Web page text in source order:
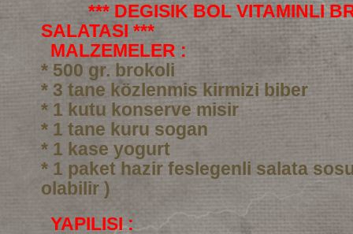
*** DEGISIK BOL VITAMINLI
SALATASI ***
MALZEMELER :
* 500 gr. brokoli
* 3 tane közlenmis kirmizi biber
* 1 kutu konserve misir
* 1 tane kuru sogan
* 1 kase yogurt
* 1 paket hazir feslegenli salata
olabilir )
YAPILISI :